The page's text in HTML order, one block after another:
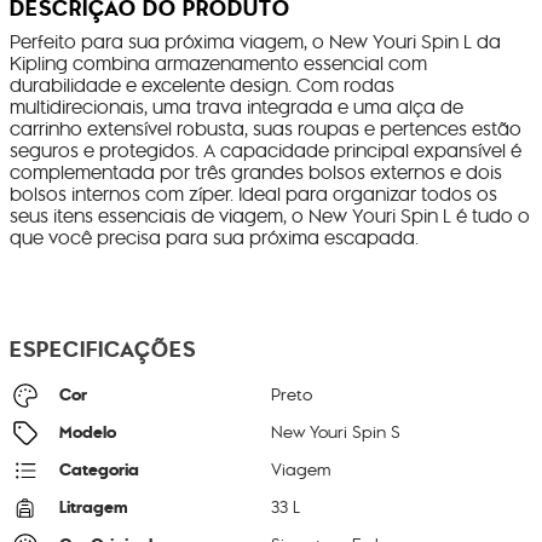
DESCRIÇÃO DO PRODUTO
Perfeito para sua próxima viagem, o New Youri Spin L da
Kipling combina armazenamento essencial com
durabilidade e excelente design. Com rodas
multidirecionais, uma trava integrada e uma alça de
carrinho extensível robusta, suas roupas e pertences estão
seguros e protegidos. A capacidade principal expansível é
complementada por três grandes bolsos externos e dois
bolsos internos com zíper. Ideal para organizar todos os
seus itens essenciais de viagem, o New Youri Spin L é tudo o
que você precisa para sua próxima escapada.
ESPECIFICAÇÕES
Cor Preto
Modelo New Youri Spin S
Categoria Viagem
Litragem 33 L